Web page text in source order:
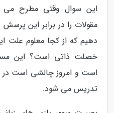
این سوال وقتی مطرح
مقولات را در برابر این پرسش
دهیم که از کجا معلوم علت
خصلت ذاتی است؟ این
است و امروز چالشی است در
تدریس می شود.